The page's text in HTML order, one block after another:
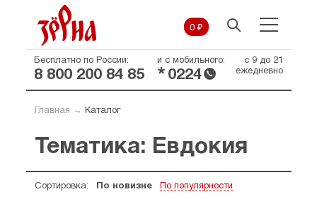
0 ₽
Бесплатно по России:
8 800 200 84 85
и с мобильного:
* 0224
с 9 до 21
ежедневно
Главная → Каталог
Тематика: Евдокия
Сортировка: По новизне По популярности